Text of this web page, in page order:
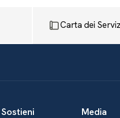
Carta dei
Sostieni Media